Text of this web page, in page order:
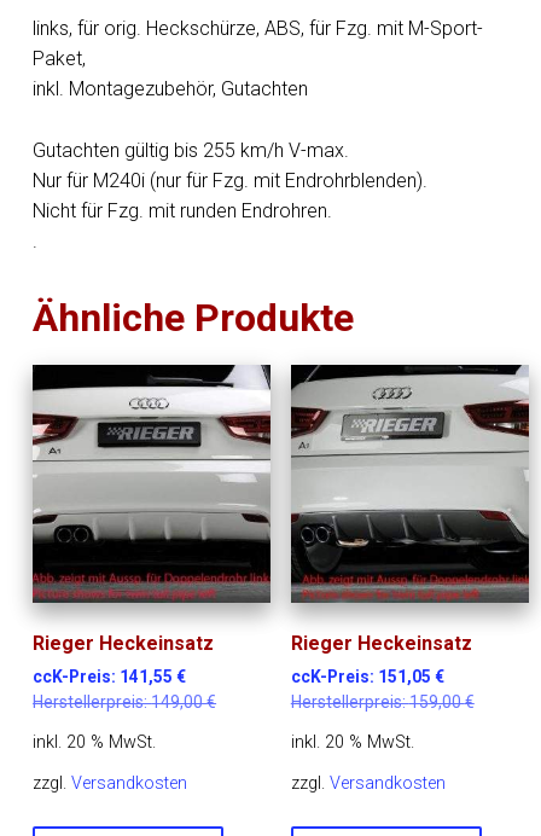
links, für orig. Heckschürze, ABS, für Fzg. mit M-Sport-
Paket,
inkl. Montagezubehör, Gutachten
Gutachten gültig bis 255 km/h V-max.
Nur für M240i (nur für Fzg. mit Endrohrblenden).
Nicht für Fzg. mit runden Endrohren.
Ähnliche Produkte
Rieger Heckeinsatz
ccK-Preis: 141,55€
Herstellerpreis:149,00€
inkl. 20 % MwSt.
zzgl.Versandkosten
Rieger Heckeinsatz
ccK-Preis: 151,05 €
Herstellerpreis:159,00€
inkl. 20 % MwSt.
zzgl. Versandkosten